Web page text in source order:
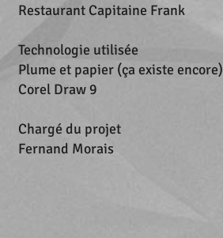
Restaurant Capitaine Frank
Technologie utilisée
Plume et papier (ça existe encore)
Corel Draw 9
Chargé du projet
Fernand Morais